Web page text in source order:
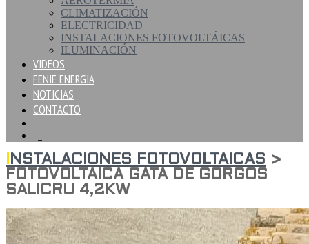
CLIMATIZACIÓN
ELECTRICIDAD
INSTALACIONES FOTOVOLTÁICAS
ILUMINACIÓN
VIDEOS
FENIE ENERGIA
NOTICIAS
CONTACTO
INSTALACIONES FOTOVOLTAICAS >
FOTOVOLTAICA GATA DE GORGOS
SALICRU 4,2KW